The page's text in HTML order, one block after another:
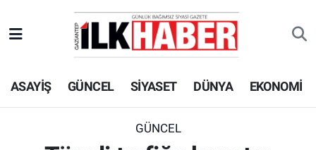
ASAYİŞ GÜNCEL SİYASET DÜNYA EKONOMİ
GÜNCEL
EKONOMİ
SİYASET
Beyoğlu Hava Durumu
Beyoğlu Trafik Yoğunluk Haritası
Süper Lig Puan Durumu ve Fikstür